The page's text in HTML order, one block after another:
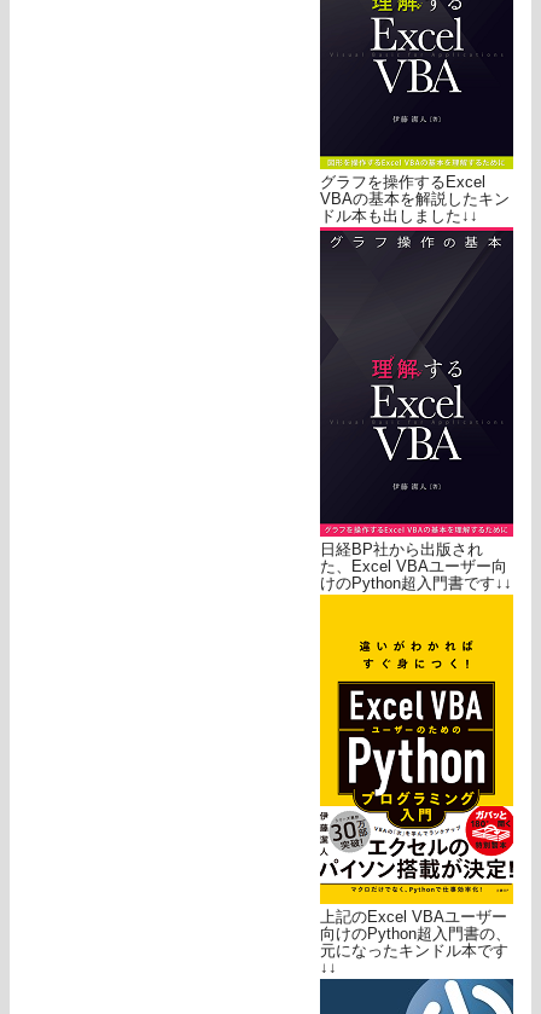
グラフを操作するExcel
VBAの基本を解説したキン
ドル本も出しました↓↓
日経BP社から出版され
た、Excel VBAユーザー向
けのPython超入門書です↓↓
上記のExcel VBAユーザー
向けのPython超入門書の、
元になったキンドル本です
↓↓